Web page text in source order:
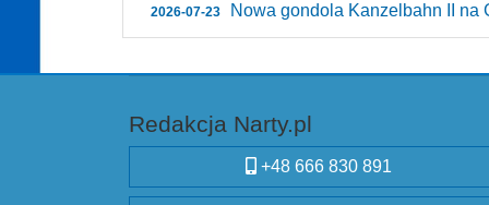
2026-07-23 Nowa gondola Kanzelbahn II na
Redakcja Narty.pl
+48 666 830 891